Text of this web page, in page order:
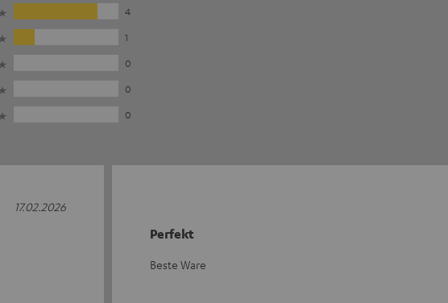
4
1
0
0
0
17.02.2026
Perfekt
Beste Ware